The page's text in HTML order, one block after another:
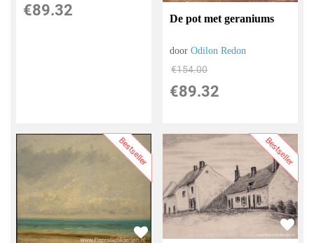
€89.32 De pot met geraniums
doorOdilon Redon
€154.00
€89.32
Bestseller Bestseller